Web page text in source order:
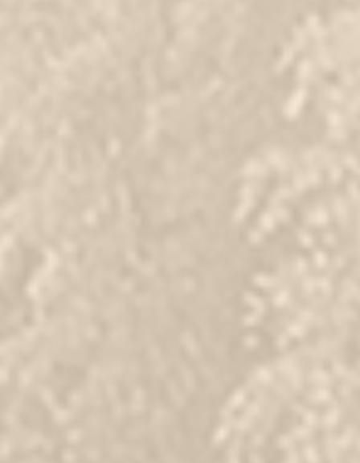
Dinda & Gilang